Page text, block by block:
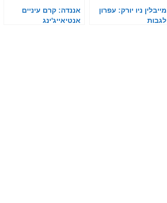
מייבלין ניו יורק: עפרון
לגבות
אננדה: קרם עיניים
אנטיאייג'ינג